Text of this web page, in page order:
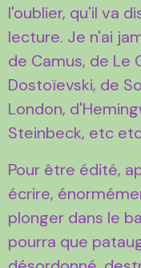
l'oublier, qu'il va
lecture. Je n'ai
de Camus, de Le
Dostoïevski, de
London,
Steinbeck, etc
Pour être édité,
écrire,
plonger dans le
pourra que